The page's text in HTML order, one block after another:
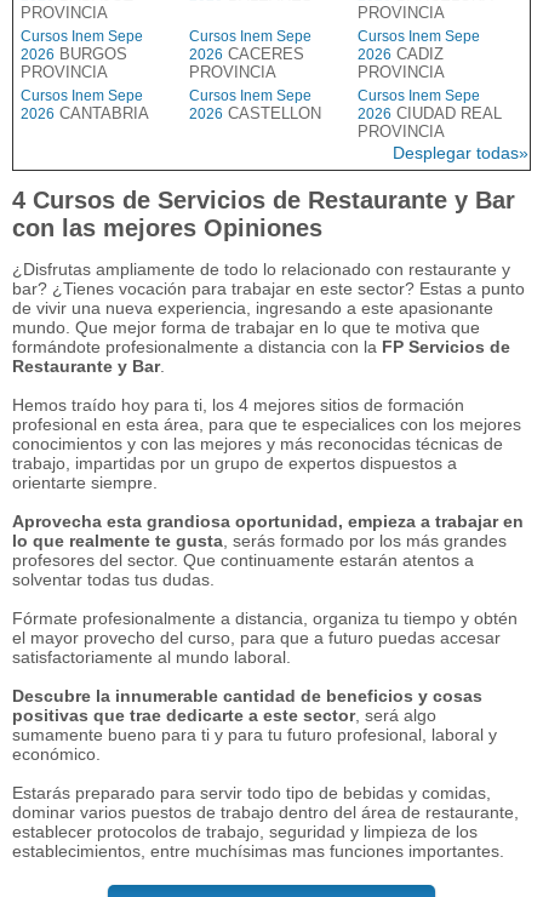
PROVINCIA
PROVINCIA
Cursos Inem Sepe
2026 BURGOS
PROVINCIA
Cursos Inem Sepe
2026 CACERES
PROVINCIA
Cursos Inem Sepe
2026 CADIZ
PROVINCIA
Cursos Inem Sepe
2026 CANTABRIA
Cursos Inem Sepe
2026 CASTELLON
Cursos Inem Sepe
2026 CIUDAD REAL
PROVINCIA
Desplegar todas»
4 Cursos de Servicios de Restaurante y Bar
con las mejores Opiniones
¿Disfrutas ampliamente de todo lo relacionado con restaurante y
bar? ¿Tienes vocación para trabajar en este sector? Estas a punto
de vivir una nueva experiencia, ingresando a este apasionante
mundo. Que mejor forma de trabajar en lo que te motiva que
formándote profesionalmente a distancia con la FP Servicios de
Restaurante y Bar.
Hemos traído hoy para ti, los 4 mejores sitios de formación
profesional en esta área, para que te especialices con los mejores
conocimientos y con las mejores y más reconocidas técnicas de
trabajo, impartidas por un grupo de expertos dispuestos a
orientarte siempre.
Aprovecha esta grandiosa oportunidad, empieza a trabajar en
lo que realmente te gusta , serás formado por los más grandes
profesores del sector. Que continuamente estarán atentos a
solventar todas tus dudas.
Fórmate profesionalmente a distancia, organiza tu tiempo y obtén
el mayor provecho del curso, para que a futuro puedas accesar
satisfactoriamente al mundo laboral.
Descubre la innumerable cantidad de beneficios y cosas
positivas que trae dedicarte a este sector, será algo
sumamente bueno para ti y para tu futuro profesional, laboral y
económico.
Estarás preparado para servir todo tipo de bebidas y comidas,
dominar varios puestos de trabajo dentro del área de restaurante,
establecer protocolos de trabajo, seguridad y limpieza de los
establecimientos, entre muchísimas mas funciones importantes.